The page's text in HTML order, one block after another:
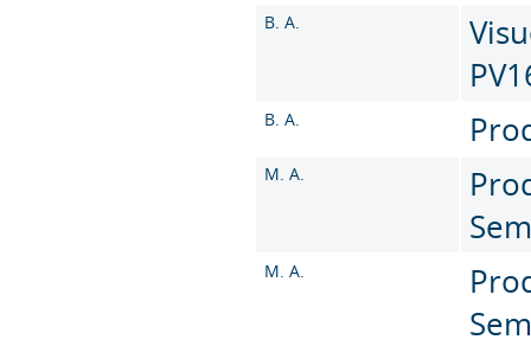
B. A.
B. A.
M. A.
M. A.